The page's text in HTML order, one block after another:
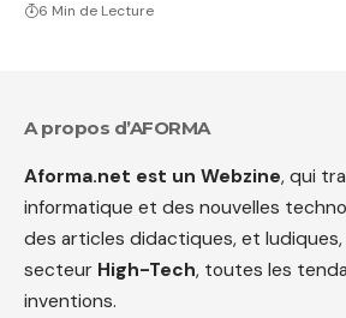
6 Min de Lecture
A propos d’AFORMA
Aforma.net est un Webzine, qui
informatique et des nouvelles
des articles didactiques, et ludiques,
secteur High-Tech, toutes les
inventions.